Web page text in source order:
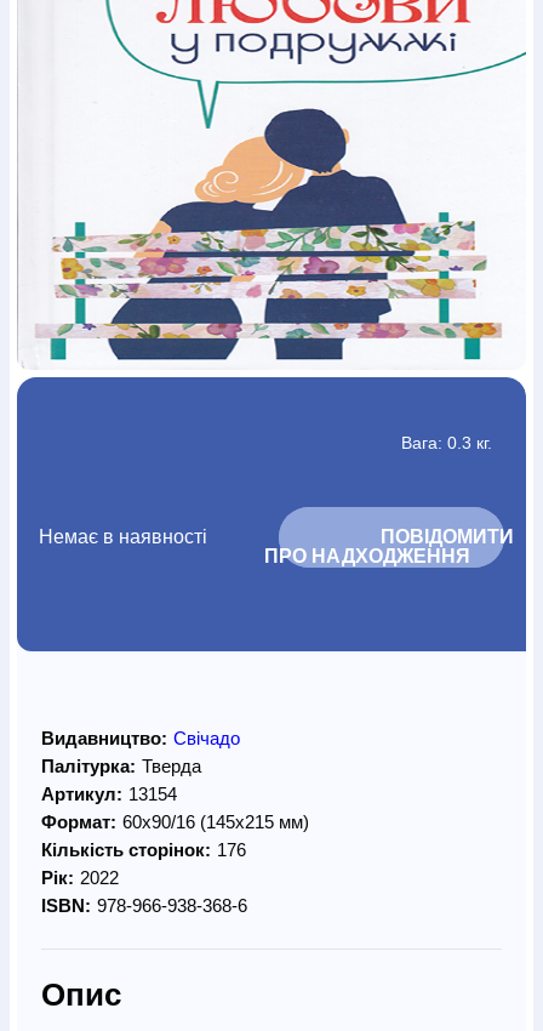
Богослов`я
Шлюб і сім`яЮдаїзм
Супутні товари
Аудіо Ручки кулькові Відео
Галантерея
ФутболкиБрелокиСумки
Щоденники / щотижневики
Вироби з кераміки і глиниВироби з срібла
Шкіряні виробиМагніти
Міні-лампиНаклейкиНастільні ігри
подарункові
ПлакатиПластмасові виробиХустки
Подарункові карткиРозвиваючі ігриРепринтиСвічки
ЗошитиФотокартиниЧохли на БибліїГоловні убори
КалендаріКанцелярскі товариКомп`ютерні ігри
ЛистівкиСувенирна продукціяГодинникиПазли
Книга в комплекті
Вага: 0.3 кг.
Немає в наявності
			ПОВІДОМИТИ
ПРО НАДХОДЖЕННЯ
Видавництво: Свічадо
Палітурка: Тверда
Артикул: 13154
Формат: 60х90/16 (145х215 мм)
Кількість сторінок: 176
Рік: 2022
ISBN: 978-966-938-368-6
Опис